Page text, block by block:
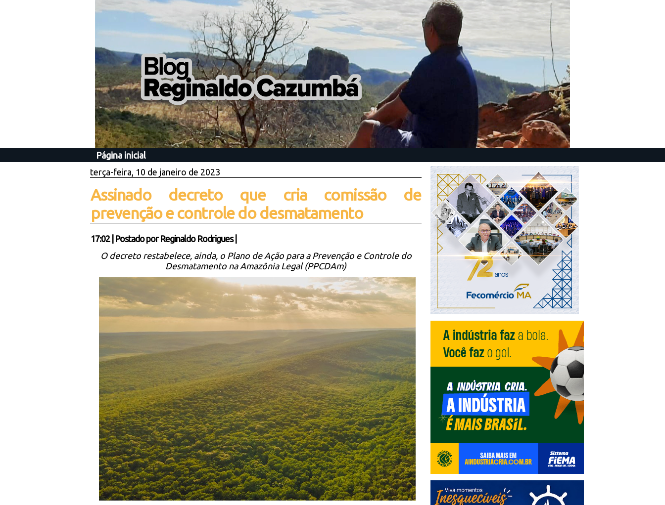
Página inicial
terça-feira, 10 de janeiro de 2023
Assinado decreto que cria comissão de
prevenção e controle do desmatamento
17:02| Postado por Reginaldo Rodrigues
O decreto restabelece, ainda, o Plano de Ação para a Prevenção e Controle do
Desmatamento na Amazônia Legal (PPCDAm)